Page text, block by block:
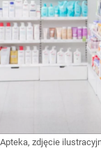
Apteka, zdjęcie